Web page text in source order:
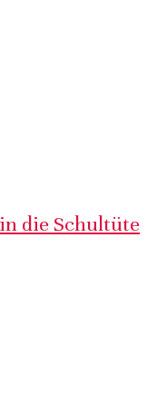
die Schultüte